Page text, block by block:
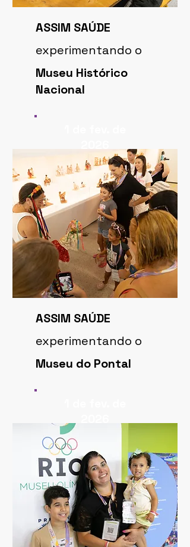
ASSIM SAÚDE
experimentando o
Museu Histórico
Nacional
2026
ASSIM SAÚDE
experimentando o
Museu do Pontal